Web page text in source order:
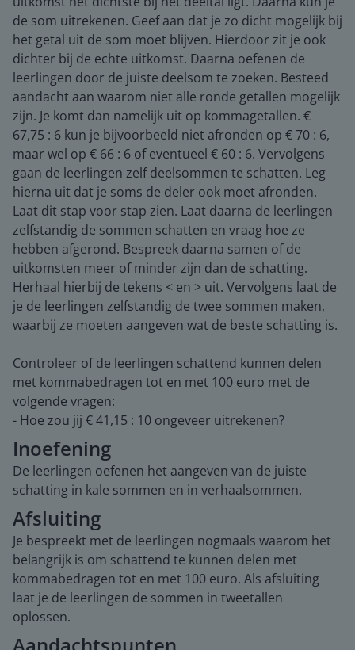
de som uitrekenen. Geef aan dat je zo dicht mogelijk bij
het getal uit de som moet blijven. Hierdoor zit je ook
dichter bij de echte uitkomst. Daarna oefenen de
leerlingen door de juiste deelsom te zoeken. Besteed
aandacht aan waarom niet alle ronde getallen mogelijk
zijn. Je komt dan namelijk uit op kommagetallen. €
67,75 : 6 kun je bijvoorbeeld niet afronden op € 70 : 6,
maar wel op € 66 : 6 of eventueel € 60 : 6. Vervolgens
gaan de leerlingen zelf deelsommen te schatten. Leg
hierna uit dat je soms de deler ook moet afronden.
Laat dit stap voor stap zien. Laat daarna de leerlingen
zelfstandig de sommen schatten en vraag hoe ze
hebben afgerond. Bespreek daarna samen of de
uitkomsten meer of minder zijn dan de schatting.
Herhaal hierbij de tekens < en > uit. Vervolgens laat de
je de leerlingen zelfstandig de twee sommen maken,
waarbij ze moeten aangeven wat de beste schatting is.
Controleer of de leerlingen schattend kunnen delen
met kommabedragen tot en met 100 euro met de
volgende vragen:
- Hoe zou jij € 41,15 : 10 ongeveer uitrekenen?
Inoefening
De leerlingen oefenen het aangeven van de juiste
schatting in kale sommen en in verhaalsommen.
Afsluiting
Je bespreekt met de leerlingen nogmaals waarom het
belangrijk is om schattend te kunnen delen met
kommabedragen tot en met 100 euro. Als afsluiting
laat je de leerlingen de sommen in tweetallen
oplossen.